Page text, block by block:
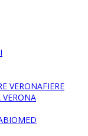
VERONAFIERE
VERONA